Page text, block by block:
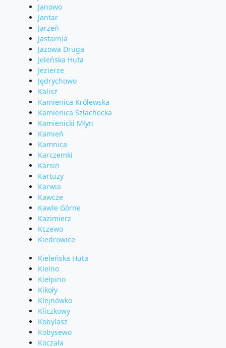
Janowo
Jantar
Jarzeń
Jastarnia
Jazowa Druga
Jeleńska Huta
Jezierze
Jędrychowo
Kalisz
Kamienica Królewska
Kamienica Szlachecka
Kamienicki Młyn
Kamień
Kamnica
Karczemki
Karsin
Kartuzy
Karwia
Kawcze
Kawle Górne
Kazimierz
Kczewo
Kiedrowice
Kieleńska Huta
Kielno
Kiełpino
Kikoły
Klejnówko
Kliczkowy
Kobylasz
Kobysewo
Koczała